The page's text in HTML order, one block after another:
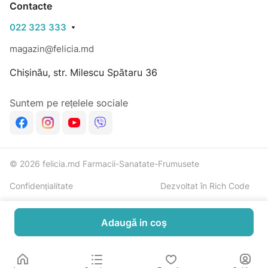
• 94% ingrediente de origine naturală
• Complex [Apă Termală Uriage + Floare de Colț
Aplicați de 2–3 ori pe zi pe zona afectată, pe pielea
curată și bine uscată.
Fără parfum. Toleranță ridicată
Contacte
022 323 333
magazin@felicia.md
Chișinău, str. Milescu Spătaru 36
Suntem pe rețelele sociale
© 2026 felicia.md Farmacii-Sanatate-Frumusete
Confidențialitate Dezvoltat în Rich Code
Adaugă in coş